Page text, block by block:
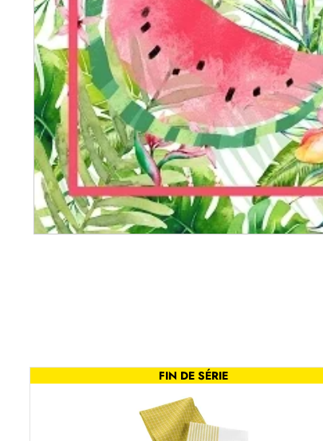
FIN DE SÉRIE